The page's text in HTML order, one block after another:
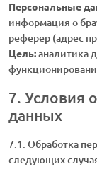
Персональные
информация о
реферер (адрес
Цель:аналитика
7. Условия
данных
7.1. Обработка
следующих